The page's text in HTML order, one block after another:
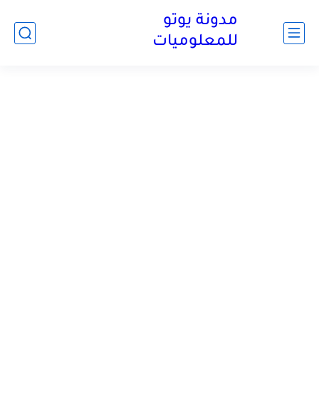
مدونة يوتو
للمعلوميات